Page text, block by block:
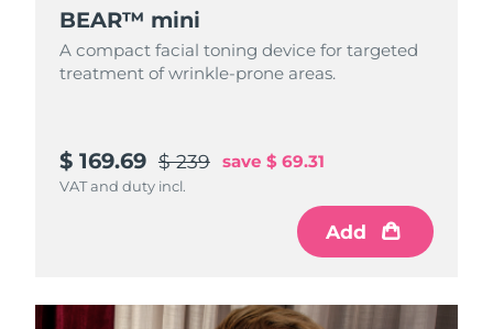
BEAR™ mini
A compact facial toning device for targeted
treatment of wrinkle-prone areas.
$ 169.69 $ 239 save $ 69.31
VAT and duty incl.
Add